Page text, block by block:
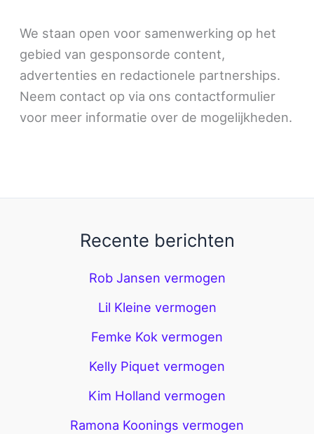
We staan open voor samenwerking op het
gebied van gesponsorde content,
advertenties en redactionele partnerships.
Neem contact op via ons contactformulier
voor meer informatie over de mogelijkheden.
Recente berichten
Rob Jansen vermogen
Lil Kleine vermogen
Femke Kok vermogen
Kelly Piquet vermogen
Kim Holland vermogen
Ramona Koonings vermogen